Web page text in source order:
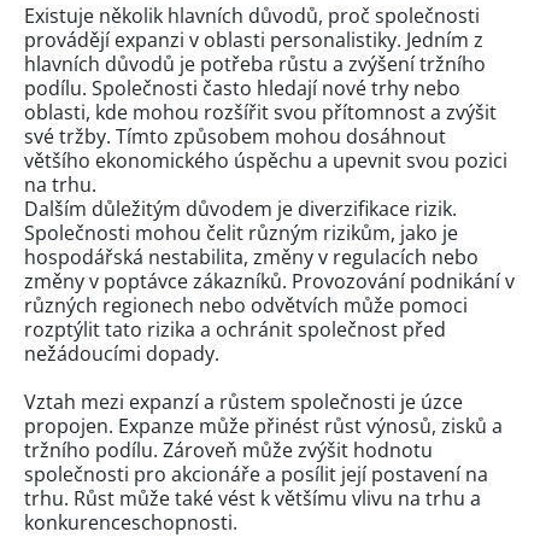
Existuje několik hlavních důvodů, proč společnosti
provádějí expanzi v oblasti personalistiky. Jedním z
hlavních důvodů je potřeba růstu a zvýšení tržního
podílu. Společnosti často hledají nové trhy nebo
oblasti, kde mohou rozšířit svou přítomnost a zvýšit
své tržby. Tímto způsobem mohou dosáhnout
většího ekonomického úspěchu a upevnit svou pozici
na trhu.
Dalším důležitým důvodem je diverzifikace rizik.
Společnosti mohou čelit různým rizikům, jako je
hospodářská nestabilita, změny v regulacích nebo
změny v poptávce zákazníků. Provozování podnikání v
různých regionech nebo odvětvích může pomoci
rozptýlit tato rizika a ochránit společnost před
nežádoucími dopady.
Vztah mezi expanzí a růstem společnosti je úzce
propojen. Expanze může přinést růst výnosů, zisků a
tržního podílu. Zároveň může zvýšit hodnotu
společnosti pro akcionáře a posílit její postavení na
trhu. Růst může také vést k většímu vlivu na trhu a
konkurenceschopnosti.